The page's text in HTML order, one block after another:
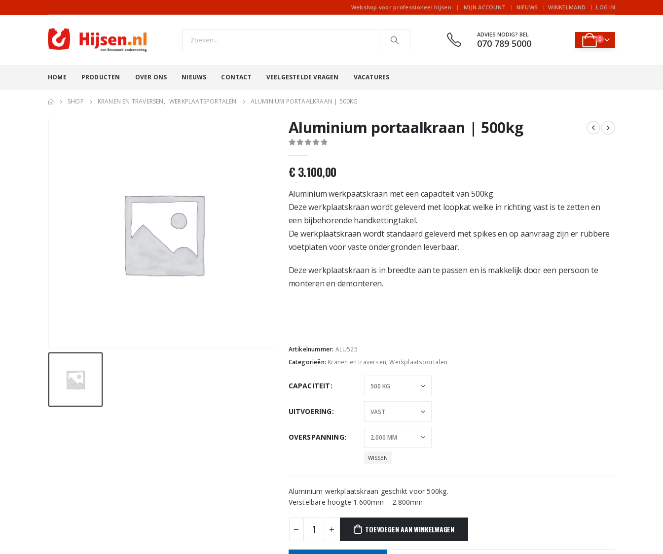
Webshop voor professioneel hijsen | MIJN ACCOUNT NIEUWS WINKELMAND LOG IN
ADVIES NODIG? BEL
070 789 5000 0
HOME PRODUCTEN OVER ONS NIEUWS CONTACT VEELGESTELDE VRAGEN VACATURES
SHOP KRANEN EN TRAVERSEN, WERKPLAATSPORTALEN ALUMINIUM PORTAALKRAAN | 500KG
Aluminium portaalkraan | 500kg
€3.100,00
Aluminium werkpaatskraan met een capaciteit van 500kg.
Deze werkplaatskraan wordt geleverd met loopkat welke in richting vast is te zetten en
een bijbehorende handkettingtakel.
De werkplaatskraan wordt standaard geleverd met spikes en op aanvraag zijn er rubbere
voetplaten voor vaste ondergronden leverbaar.
Deze werkplaatskraan is in breedte aan te passen en is makkelijk door een persoon te
monteren en demonteren.
Artikelnummer: ALU525
Categorieën: Kranen en traversen,Werkplaatsportalen
CAPACITEIT
UITVOERING
OVERSPANNING
WISSEN
Aluminium werkplaatskraan geschikt voor 500kg.
Verstelbare hoogte 1.600mm – 2.800mm
TOEVOEGEN AAN WINKELWAGEN